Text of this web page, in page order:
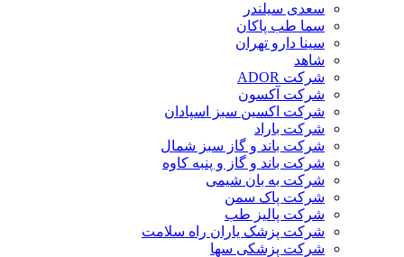
سعدی سیلندر
سما طب پاکان
سینا دارو تهران
شاهد
شرکت ADOR
شرکت آکسون
شرکت اکسین سبز اسپادان
شرکت باراد
شرکت باند و گاز سبز شمال
شرکت باند و گاز و پنبه کاوه
شرکت به بان شیمی
شرکت پاک سمن
شرکت پالیز طب
شرکت پزشک یاران راه سلامت
شرکت پزشکی سها